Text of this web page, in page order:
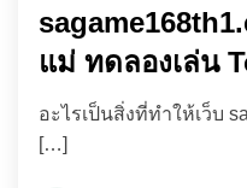
แม่ ทดลองเล่น
อะไรเป็นสิ่งที่ทำให้เว็บ
[…]